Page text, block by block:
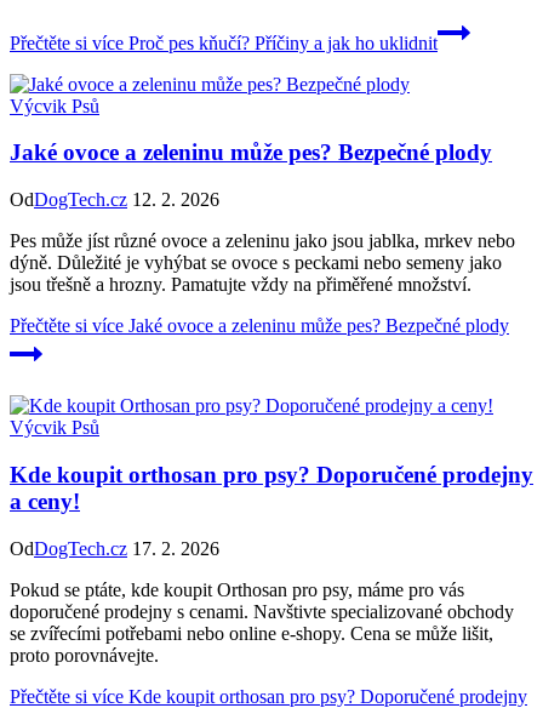
Přečtěte si více Proč pes kňučí? Příčiny a jak ho uklidnit
Výcvik Psů
Jaké ovoce a zeleninu může pes? Bezpečné plody
OdDogTech.cz 12. 2. 2026
Pes může jíst různé ovoce a zeleninu jako jsou jablka, mrkev nebo
dýně. Důležité je vyhýbat se ovoce s peckami nebo semeny jako
jsou třešně a hrozny. Pamatujte vždy na přiměřené množství.
Přečtěte si více Jaké ovoce a zeleninu může pes? Bezpečné plody
Výcvik Psů
Kde koupit orthosan pro psy? Doporučené prodejny
a ceny!
OdDogTech.cz 17. 2. 2026
Pokud se ptáte, kde koupit Orthosan pro psy, máme pro vás
doporučené prodejny s cenami. Navštivte specializované obchody
se zvířecími potřebami nebo online e-shopy. Cena se může lišit,
proto porovnávejte.
Přečtěte si více Kde koupit orthosan pro psy? Doporučené prodejny